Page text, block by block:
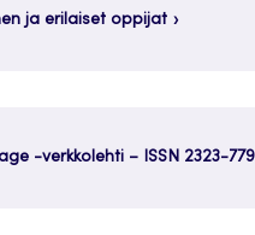
ja erilaiset oppijat
-verkkolehti – ISSN 2323-